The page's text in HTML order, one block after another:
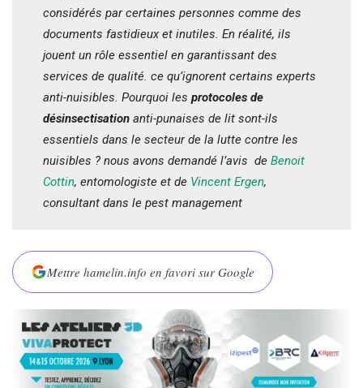
considérés par certaines personnes comme des
documents fastidieux et inutiles. En réalité, ils
jouent un rôle essentiel en garantissant des
services de qualité. ce qu’ignorent certains experts
anti-nuisibles. Pourquoi les protocoles de
désinsectisation anti-punaises de lit sont-ils
essentiels dans le secteur de la lutte contre les
nuisibles ? nous avons demandé l’avis de Benoit
Cottin, entomologiste et de Vincent Ergen,
consultant dans le pest management
Mettre hamelin.info en favori sur Google